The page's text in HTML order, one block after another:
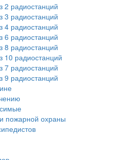
2 радиостанций
3 радиостанций
4 радиостанций
6 радиостанций
8 радиостанций
10 радиостанций
7 радиостанций
9 радиостанций
пожарной охраны